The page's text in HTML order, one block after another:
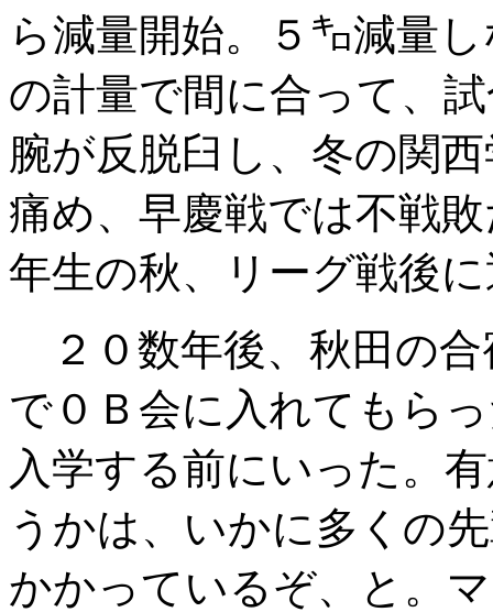
ら減量開始。５㌔減量
の計量で間に合って、
腕が反脱臼し、冬の関
痛め、早慶戦では不戦
年生の秋、リーグ戦後
２０数年後、秋田の合
で０Ｂ会に入れてもら
入学する前にいった。
うかは、いかに多くの
かかっているぞ、と。